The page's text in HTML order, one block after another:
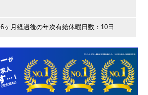
6ヶ月経過後の年次有給休暇日数：10日